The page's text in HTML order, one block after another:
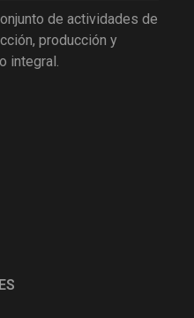
de actividades de
producción y
integral.